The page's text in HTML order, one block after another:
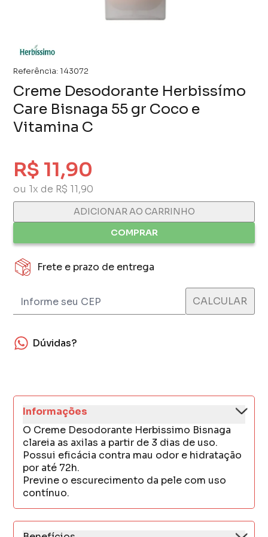
Referência: 143072
Creme Desodorante Herbissímo
Care Bisnaga 55 gr Coco e
Vitamina C
R$ 11,90
ou 1x de R$ 11,90
ADICIONAR AO CARRINHO
COMPRAR
Frete e prazo de entrega
Dúvidas?
Informações
O Creme Desodorante Herbissimo Bisnaga
clareia as axilas a partir de 3 dias de uso.
Possui eficácia contra mau odor e hidratação
por até 72h.
Previne o escurecimento da pele com uso
contínuo.